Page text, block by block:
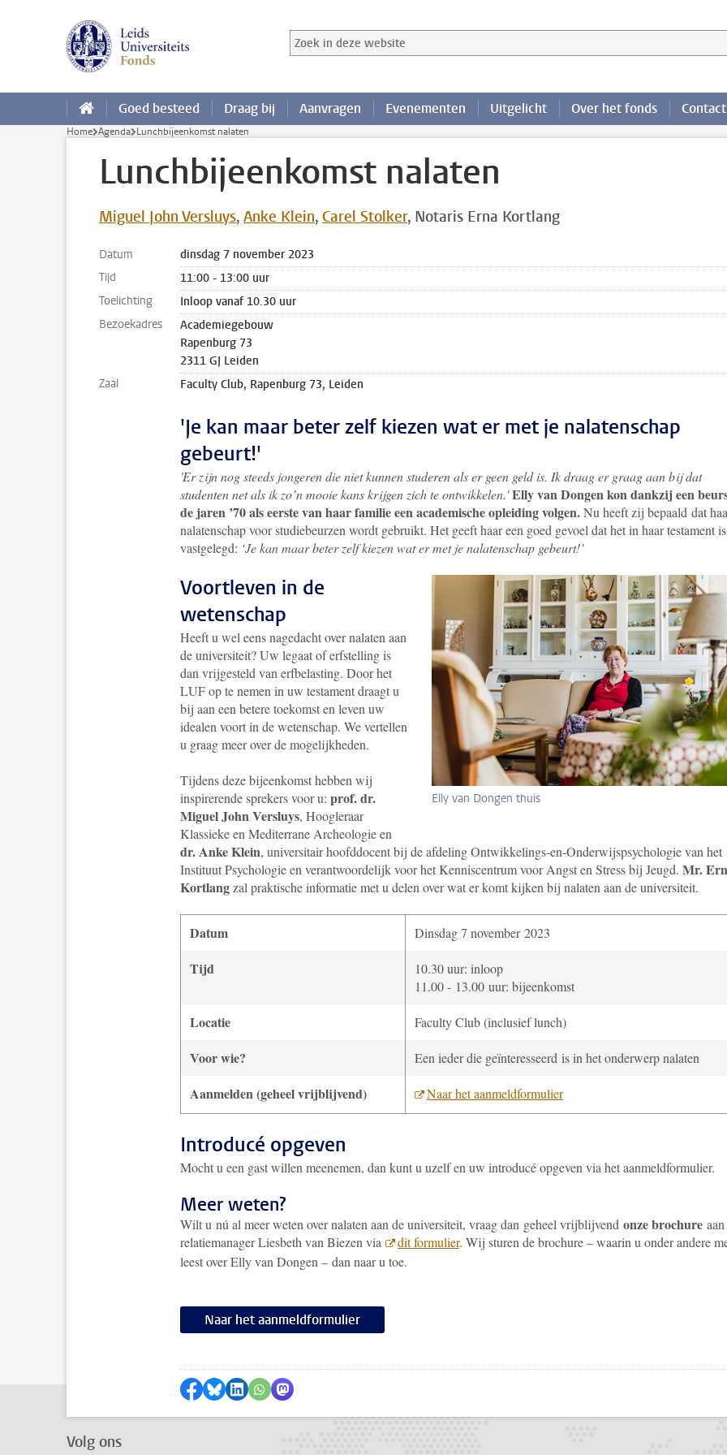
Zoek in deze website
Zoekterm
Goed besteed Draag bij Aanvragen Evenementen Uitgelicht Over het fonds Contact
Home Agenda Lunchbijeenkomst nalaten
Lunchbijeenkomst nalaten
Miguel John Versluys Anke Klein Carel Stolker Notaris Erna Kortlang
Datum
dinsdag 7 november 2023
Tijd
11:00 - 13:00 uur
Toelichting
Inloop vanaf 10.30 uur
Bezoekadres
Academiegebouw
Rapenburg 73
2311 GJ Leiden
Zaal
Faculty Club, Rapenburg 73, Leiden
'Je kan maar beter zelf kiezen wat er met je nalatenschap
gebeurt!'
'Er zijn nog steeds jongeren die niet kunnen studeren als er geen geld is. Ik draag er graag aan bij dat
studenten net als ik zo’n mooie kans krijgen zich te ontwikkelen.'Elly van Dongen kon dankzij een
de jaren ’70 als eerste van haar familie een academische opleiding volgen.Nu heeft zij bepaald dat
nalatenschap voor studiebeurzen wordt gebruikt. Het geeft haar een goed gevoel dat het in haar testament is
vastgelegd: ‘Je kan maar beter zelf kiezen wat er met je nalatenschap gebeurt!’
Elly van Dongen thuis
Voortleven in de
wetenschap
Heeft u wel eens nagedacht over nalaten aan
de universiteit? Uw legaat of erfstelling is
dan vrijgesteld van erfbelasting. Door het
LUF op te nemen in uw testament draagt u
bij aan een betere toekomst en leven uw
idealen voort in de wetenschap. We vertellen
u graag meer over de mogelijkheden.
Tijdens deze bijeenkomst hebben wij
inspirerende sprekers voor u: prof. dr.
Miguel John Versluys, Hoogleraar
Klassieke en Mediterrane Archeologie en
dr. Anke Klein, universitair hoofddocent bij de afdeling Ontwikkelings-en-Onderwijspsychologie van het
Instituut Psychologie en verantwoordelijk voor het Kenniscentrum voor Angst en Stress bij Jeugd. Mr.
Kortlangzal praktische informatie met u delen over wat er komt kijken bij nalaten aan de universiteit.
Datum Dinsdag 7 november 2023
Tijd
10.30 uur: inloop
11.00 - 13.00 uur: bijeenkomst
Locatie Faculty Club (inclusief lunch)
Voor wie? Een ieder die geïnteresseerd is in het onderwerp nalaten
Aanmelden (geheel vrijblijvend) Naar het aanmeldformulier
Introducé opgeven
Mocht u een gast willen meenemen, dan kunt u uzelf en uw introducé opgeven via het aanmeldformulier.
Meer weten?
Wilt u nú al meer weten over nalaten aan de universiteit, vraag dan geheel vrijblijvend onze brochure
relatiemanager Liesbeth van Biezen via
dit formulier. Wij sturen de brochure – waarin u onder andere
leest over Elly van Dongen – dan naar u toe.
Naar het aanmeldformulier
Delen op Facebook
Delen via Bluesky
Delen op LinkedIn
Delen via WhatsApp
Delen via Mastodon
Volg ons